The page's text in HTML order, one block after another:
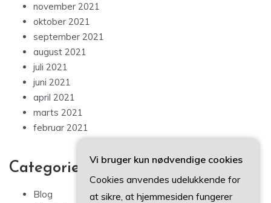
november 2021
oktober 2021
september 2021
august 2021
juli 2021
juni 2021
april 2021
marts 2021
februar 2021
Categories
Blog
Vi bruger kun nødvendige cookies
Cookies anvendes udelukkende for
at sikre, at hjemmesiden fungerer